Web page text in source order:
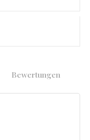
Bewertungen